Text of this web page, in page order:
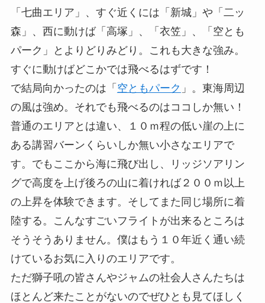
「七曲エリア」、すぐ近くには「新城」や「二ッ
森」、西に動けば「高塚」、「衣笠」、「空とも
パーク」とよりどりみどり。これも大きな強み。
すぐに動けばどこかでは飛べるはずです！
で結局向かったのは「 空ともパーク 」。東海周辺
の風は強め。それでも飛べるのはココしか無い！
普通のエリアとは違い、１０ｍ程の低い崖の上に
ある講習バーンくらいしか無い小さなエリアで
す。でもここから海に飛び出し、リッジソアリン
グで高度を上げ後ろの山に着ければ２００ｍ以上
の上昇を体験できます。そしてまた同じ場所に着
陸する。こんなすごいフライトが出来るところは
そうそうありません。僕はもう１０年近く通い続
けているお気に入りのエリアです。
ただ獅子吼の皆さんやジャムの社会人さんたちは
ほとんど来たことがないのでぜひとも見てほしく